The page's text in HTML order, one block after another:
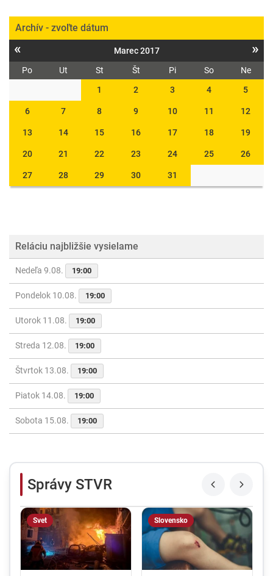
Archív - zvoľte dátum
« Marec 2017 »
Po Ut St Št Pi So
Ne
1
2 3 4 5
6 7 8 9 10 11 12
13 14 15 16 17 18 19
20 21 22 23 24 25 26
27 28 29 30 31
Reláciu najbližšie vysielame
Nedeľa 9.08. 19:00
Pondelok 10.08. 19:00
Utorok 11.08. 19:00
Streda 12.08. 19:00
Štvrtok 13.08. 19:00
Piatok 14.08. 19:00
Sobota 15.08. 19:00
Správy STVR
Svet Slovensko